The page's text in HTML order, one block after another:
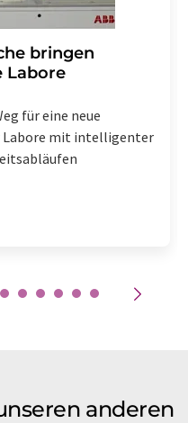
bringen
Labore
für eine neue
mit intelligenter
anderen